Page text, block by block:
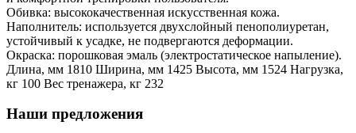
Обивка: высококачественная искусственная кожа.
Наполнитель: используется двухслойный пенополиуретан,
устойчивый к усадке, не подвергаются деформации.
Окраска: порошковая эмаль (электростатическое напыление).
Длина, мм 1810 Ширина, мм 1425 Высота, мм 1524 Нагрузка,
кг 100 Вес тренажера, кг 232
Наши предложения